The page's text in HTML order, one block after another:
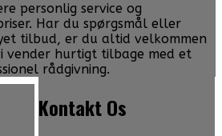
personlig service og
Har du spørgsmål eller
tilbud, er du altid velkommen
vender hurtigt tilbage med et
rådgivning.
Kontakt Os